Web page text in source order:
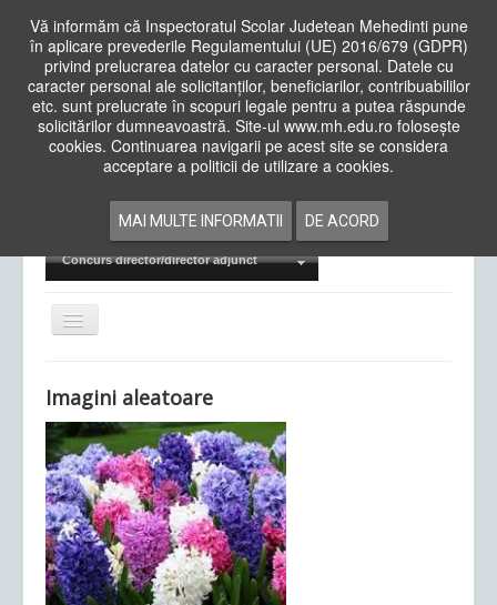
Vă informăm că Inspectoratul Scolar Judetean Mehedinti pune
în aplicare prevederile Regulamentului (UE) 2016/679 (GDPR)
privind prelucrarea datelor cu caracter personal. Datele cu
caracter personal ale solicitanților, beneficiarilor, contribuabililor
etc. sunt prelucrate în scopuri legale pentru a putea răspunde
solicitărilor dumneavoastră. Site-ul www.mh.edu.ro folosește
cookies. Continuarea navigarii pe acest site se considera
acceptare a politicii de utilizare a cookies.
MAI MULTE INFORMATII DE ACORD
Cauta
in
siteAcasa Cadre Didactice
Examene Naționale
Concurs director/director adjunct
Comută
navigarea
Ultimele articole: Vi, 04.11.2022 -
Județean Mehedinți
Imagini aleatoare